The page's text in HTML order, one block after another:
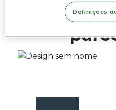
nossos
Definições